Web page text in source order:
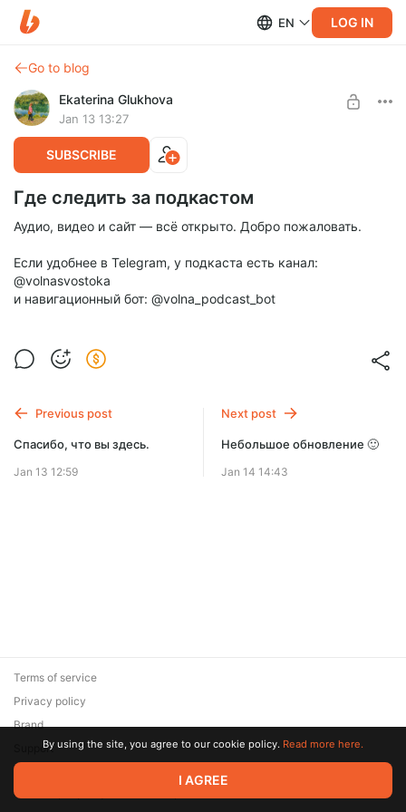
EN LOG IN
Go to blog
Ekaterina Glukhova
Jan 13 13:27
SUBSCRIBE
Где следить за подкастом
Аудио, видео и сайт — всё открыто. Добро пожаловать.
Если удобнее в Telegram, у подкаста есть канал:
@volnasvostoka
и навигационный бот: @volna_podcast_bot
Previous post
Спасибо, что вы здесь.
Jan 13 12:59
Next post
Небольшое обновление 🙂
Jan 14 14:43
© 2026 Zaya Solutions Limited. All rights reserved. All trademarks
are the property of their respective owners.
Terms of service
Privacy policy
Brand
SupportBy using the site, you agree to our cookie policy. Read more here.
I AGREE